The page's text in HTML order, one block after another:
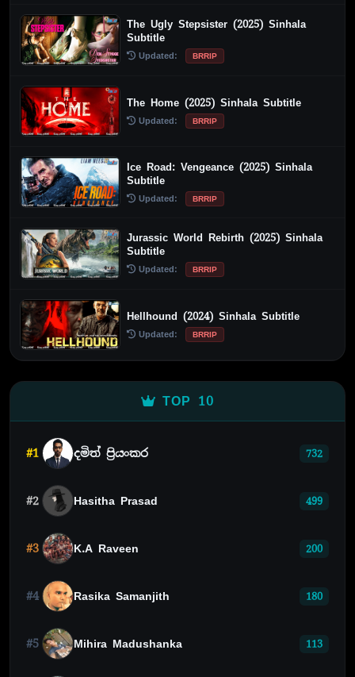
The Ugly Stepsister (2025) Sinhala
Subtitle
Updated: BRRIP
The Home (2025) Sinhala Subtitle
Updated: BRRIP
Ice Road: Vengeance (2025) Sinhala
Subtitle
Updated: BRRIP
Jurassic World Rebirth (2025) Sinhala
Subtitle
Updated: BRRIP
Hellhound (2024) Sinhala Subtitle
Updated: BRRIP
TOP 10
#1 දමිත් ප්‍රියංකර 732
#2 Hasitha Prasad 499
#3 K.A Raveen 200
#4 Rasika Samanjith 180
#5 Mihira Madushanka 113